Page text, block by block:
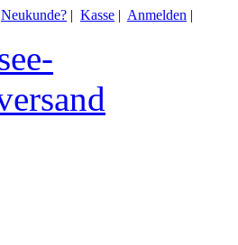
Neukunde? | Kasse | Anmelden |